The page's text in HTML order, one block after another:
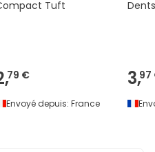
Tuft
79 €
Envoyé depuis: France
3,97